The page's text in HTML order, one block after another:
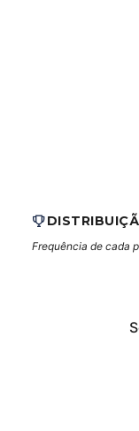
Frequência de cada